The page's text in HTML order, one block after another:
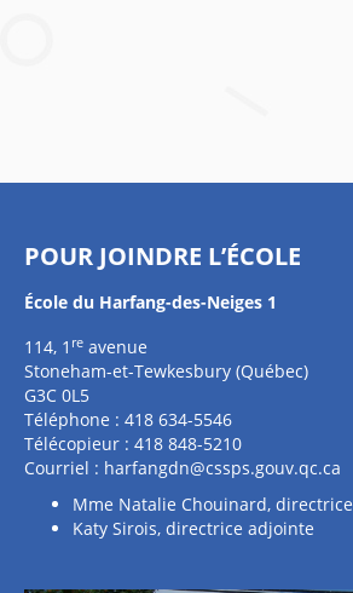
POUR JOINDRE L’ÉCOLE
École du Harfang-des-Neiges 1
114, 1 re avenue
Stoneham-et-Tewkesbury (Québec)
G3C 0L5
Téléphone : 418 634-5546
Télécopieur : 418 848-5210
Courriel : harfangdn@cssps.gouv.qc.ca
Mme Natalie Chouinard, directrice
Katy Sirois, directrice adjointe